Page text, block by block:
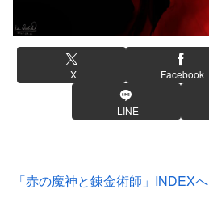
X Facebook
LINE
「赤の魔神と錬金術師」INDEXへ